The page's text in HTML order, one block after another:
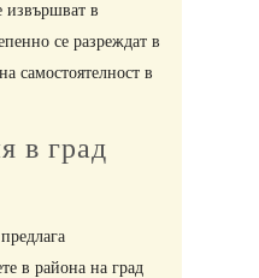
извършват в
се разреждат в
самостоятелност в
в град
в района на град